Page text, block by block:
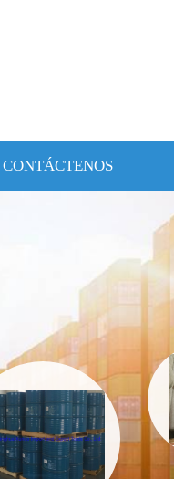
CONTÁCTENOS